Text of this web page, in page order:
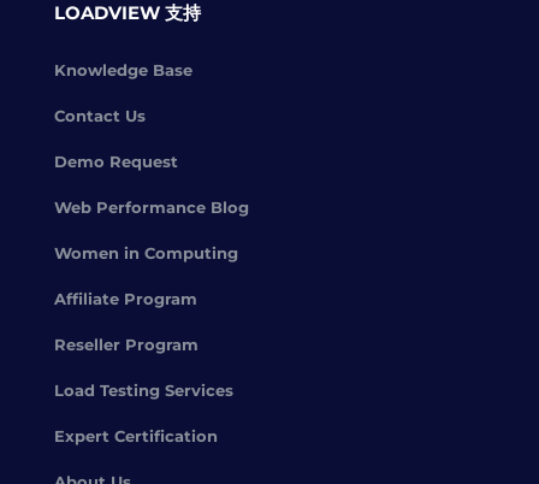
LOADVIEW 支持
Knowledge Base
Contact Us
Demo Request
Web Performance Blog
Women in Computing
Affiliate Program
Reseller Program
Load Testing Services
Expert Certification